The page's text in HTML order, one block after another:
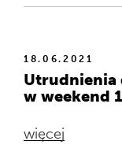
18.06.2021
Utrudnienia
w weekend
więcej